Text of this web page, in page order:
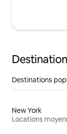
Destinations
New York